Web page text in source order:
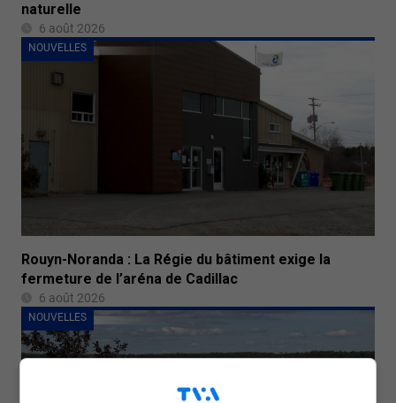
naturelle
6 août 2026
NOUVELLES
Rouyn-Noranda : La Régie du bâtiment exige la
fermeture de l’aréna de Cadillac
6 août 2026
NOUVELLES